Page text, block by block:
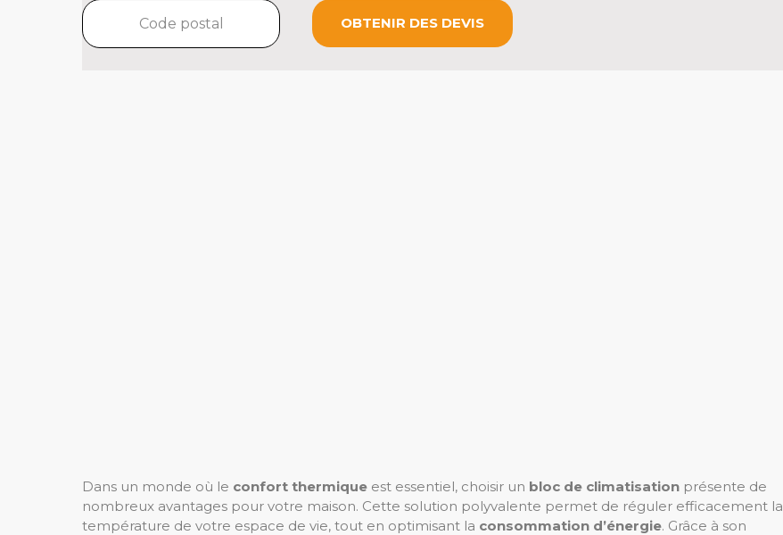
OBTENIR DES DEVIS
Dans un monde où le confort thermique est essentiel, choisir un bloc de climatisation présente de
nombreux avantages pour votre maison. Cette solution polyvalente permet de réguler efficacement la
température de votre espace de vie, tout en optimisant la consommation d’énergie. Grâce à son